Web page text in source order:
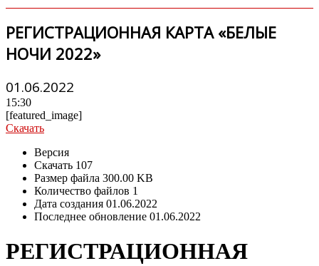
РЕГИСТРАЦИОННАЯ КАРТА «БЕЛЫЕ
НОЧИ 2022»
01.06.2022
15:30
[featured_image]
Скачать
Версия
Скачать 107
Размер файла 300.00 KB
Количество файлов 1
Дата создания 01.06.2022
Последнее обновление 01.06.2022
РЕГИСТРАЦИОННАЯ